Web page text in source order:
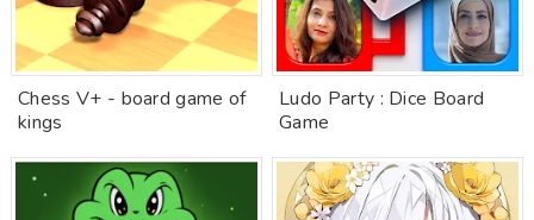
Chess V+ - board game of
kings
Ludo Party : Dice Board
Game